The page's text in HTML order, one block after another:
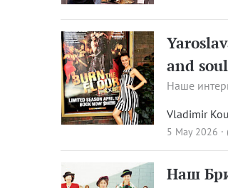
and
Наше
Vladimir
5 May 2026 ·
Наш